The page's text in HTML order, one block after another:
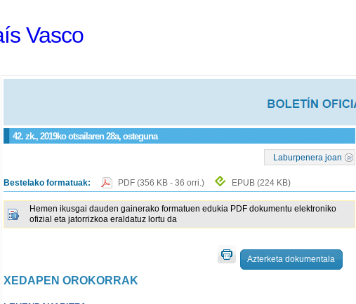
Vasco
42. zk., 2019ko otsailaren 28a, osteguna
Laburpenera joan
Bestelako formatuak: PDF (356 KB - 36 orri.) EPUB (224 KB)
Hemen ikusgai dauden gainerako formatuen edukia PDF dokumentu elektroniko
ofizial eta jatorrizkoa eraldatuz lortu da
Azterketa dokumentala
XEDAPEN OROKORRAK